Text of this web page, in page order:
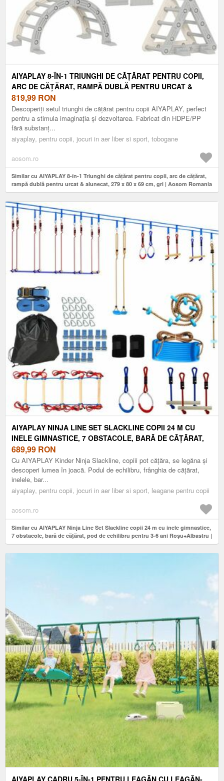
AIYAPLAY 8-ÎN-1 TRIUNGHI DE CĂȚĂRAT PENTRU COPII,
ARC DE CĂȚĂRAT, RAMPĂ DUBLĂ PENTRU URCAT &
ALUNECAT, 279 X 80 X 69 CM, GRI | AOSOM ROMANIA
819,99 RON
Descoperiți setul triunghi de cățărat pentru copii AIYAPLAY, perfect
pentru a stimula imaginația și dezvoltarea. Fabricat din HDPE/PP
fără substanț...
aiyaplay, pentru copii, jocuri in aer liber si sport, tobogane
aosom.ro
Similar cu AIYAPLAY 8-în-1 Triunghi de cățărat pentru copii, arc de cățărat,
rampă dublă pentru urcat & alunecat, 279 x 80 x 69 cm, gri | Aosom Romania
AIYAPLAY NINJA LINE SET SLACKLINE COPII 24 M CU
INELE GIMNASTICE, 7 OBSTACOLE, BARĂ DE CĂȚĂRAT,
POD DE ECHILIBRU PENTRU 3-6 ANI ROȘU+ALBASTRU |
AOSOM ROMANIA
689,99 RON
Cu AIYAPLAY Kinder Ninja Slackline, copiii pot cățăra, se legăna și
descoperi lumea în joacă. Podul de echilibru, frânghia de cățărat,
inelele, bar...
aiyaplay, pentru copii, jocuri in aer liber si sport, leagane pentru copii
aosom.ro
Similar cu AIYAPLAY Ninja Line Set Slackline copii 24 m cu inele gimnastice,
7 obstacole, bară de cățărat, pod de echilibru pentru 3-6 ani Roșu+Albastru |
Aosom Romania
AIYAPLAY CADRU 5-ÎN-1 PENTRU LEAGĂN CU LEAGĂN-